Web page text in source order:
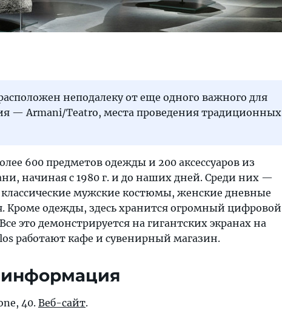
неподалеку от еще одного важного для
— Armani/Teatro, места проведения традиционных
600 предметов одежды и 200 аксессуаров из
начиная с 1980 г. и до наших дней. Среди них —
мужские костюмы, женские дневные
Кроме одежды, здесь хранится огромный цифровой
это демонстрируется на гигантских экранах на
работают кафе и сувенирный магазин.
40. Веб-сайт.